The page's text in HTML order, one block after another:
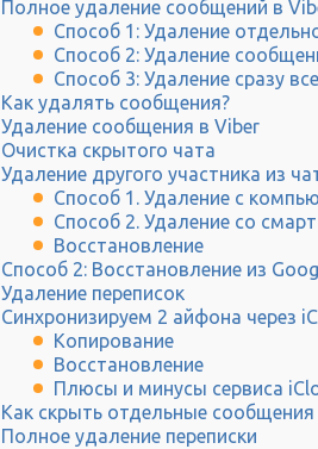
Полное удаление сообщений в
Способ 1: Удаление
Способ 2: Удаление
Способ 3: Удаление сразу
Как удалять сообщения?
Удаление сообщения в Viber
Очистка скрытого чата
Удаление другого участника из
Способ 1. Удаление с
Способ 2. Удаление со
Восстановление
Способ 2: Восстановление из
Удаление переписок
Синхронизируем 2 айфона через
Копирование
Восстановление
Плюсы и минусы сервиса
Как скрыть отдельные сообщения
Полное удаление переписки